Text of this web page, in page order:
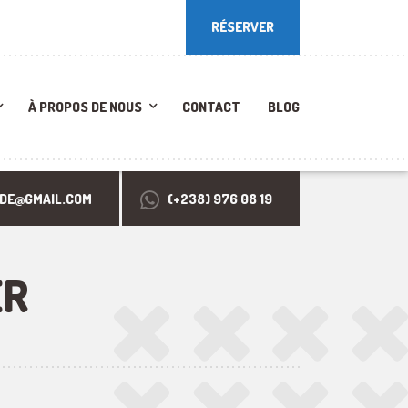
RÉSERVER
À PROPOS DE NOUS CONTACT BLOG
(+238) 976 08 19